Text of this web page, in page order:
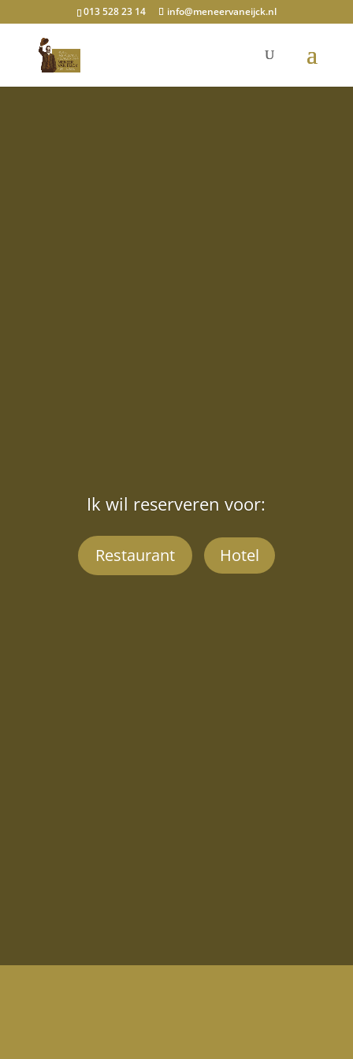
013 528 23 14 info@meneervaneijck.nl
Ik wil reserveren voor:
Restaurant Hotel